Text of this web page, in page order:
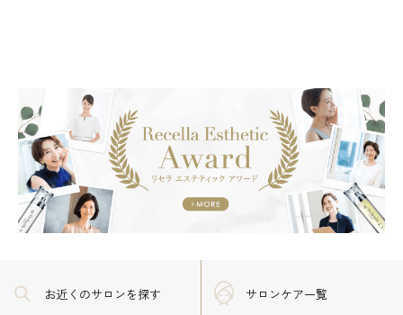
お近くのサロンを探す サロンケア一覧